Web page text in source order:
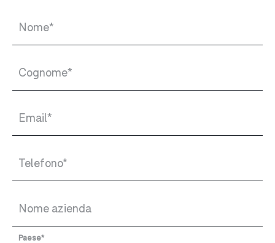
Nome*
Cognome*
Email*
Telefono*
Nome azienda
Paese*